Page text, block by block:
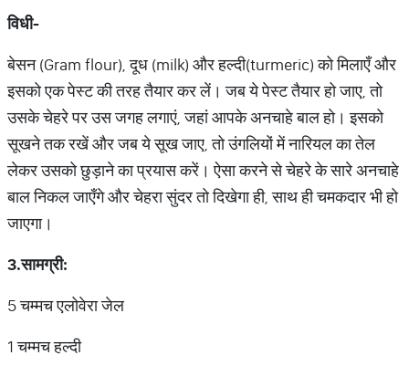
विधी-
बेसन (Gram flour), दूध (milk) और हल्दी(turmeric) को मिलाएँ और
इसको एक पेस्ट की तरह तैयार कर लें। जब ये पेस्ट तैयार हो जाए, तो
उसके चेहरे पर उस जगह लगाएं, जहां आपके अनचाहे बाल हो। इसको
सूखने तक रखें और जब ये सूख जाए, तो उंगलियों में नारियल का तेल
लेकर उसको छुड़ाने का प्रयास करें। ऐसा करने से चेहरे के सारे अनचाहे
बाल निकल जाएँगे और चेहरा सुंदर तो दिखेगा ही, साथ ही चमकदार भी हो
जाएगा।
3.सामग्री:
5 चम्मच एलोवेरा जेल
1 चम्मच हल्दी